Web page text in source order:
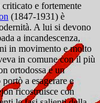
criticato e fortemente
(1847-1931) è
A lui si devono
a incandescenza,
in movimento e molto
in comune con il più
ortodossa e un
a esagerare e
ricostruisce con